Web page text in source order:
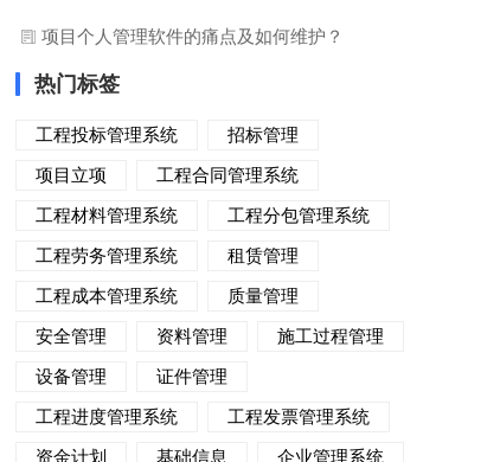
项目个人管理软件的痛点及如何维护？
热门标签
工程投标管理系统
招标管理
项目立项
工程合同管理系统
工程材料管理系统
工程分包管理系统
工程劳务管理系统
租赁管理
工程成本管理系统
质量管理
安全管理
资料管理
施工过程管理
设备管理
证件管理
工程进度管理系统
工程发票管理系统
资金计划
基础信息
企业管理系统